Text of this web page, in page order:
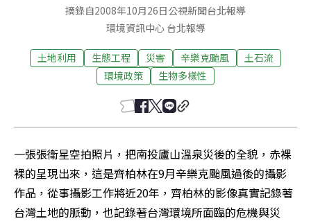
摘錄自2008年10月26日公視新聞台北報導
環境資訊中心 台北報導
土地利用 生態工程 災害 辛樂克颱風
土石流
環境政策
生物多樣性
一張張衛星空拍照片，把南投廬山溫泉災後的全貌，赤裸
裸的呈現出來，這是齊柏林在9月辛樂克颱風過後的攝影
作品，從事攝影工作將近20年，齊柏林的影像真實記錄著
台灣土地的脈動，也記錄著台灣環境所面臨的危機與災